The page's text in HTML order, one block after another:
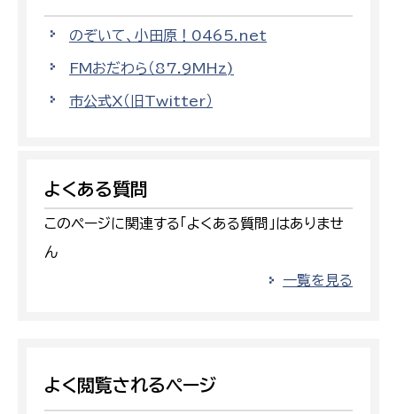
のぞいて、小田原！0465.net
FMおだわら（87.9MHz)
市公式X（旧Twitter）
よくある質問
このページに関連する「よくある質問」はありませ
ん
一覧を見る
よく閲覧されるページ